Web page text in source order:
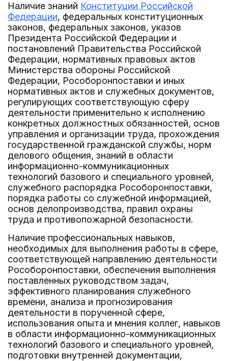
Наличие знаний Конституции Российской
Федерации, федеральных конституционных
законов, федеральных законов, указов
Президента Российской Федерации и
постановлений Правительства Российской
Федерации, нормативных правовых актов
Министерства обороны Российской
Федерации, Рособоронпоставки и иных
нормативных актов и служебных документов,
регулирующих соответствующую сферу
деятельности применительно к исполнению
конкретных должностных обязанностей, основ
управления и организации труда, прохождения
государственной гражданской службы, норм
делового общения, знаний в области
информационно-коммуникационных
технологий базового и специального уровней,
служебного распорядка Рособоронпоставки,
порядка работы со служебной информацией,
основ делопроизводства, правил охраны
труда и противопожарной безопасности.
Наличие профессиональных навыков,
необходимых для выполнения работы в сфере,
соответствующей направлению деятельности
Рособоронпоставки, обеспечения выполнения
поставленных руководством задач,
эффективного планирования служебного
времени, анализа и прогнозирования
деятельности в порученной сфере,
использования опыта и мнения коллег, навыков
в области информационно-коммуникационных
технологий базового и специального уровней,
подготовки внутренней документации,